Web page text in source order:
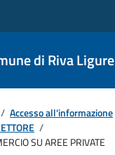
di Riva Ligure
/ Accesso all'informazione
/
SU AREE PRIVATE